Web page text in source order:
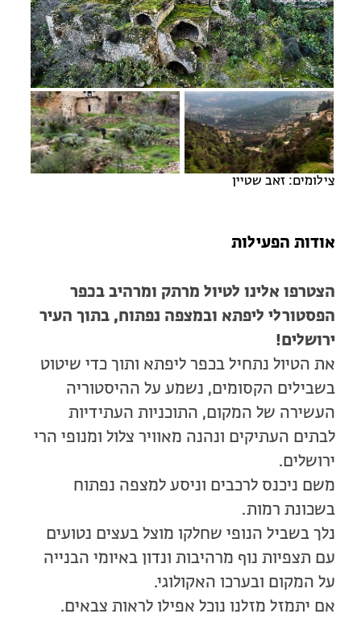
מחנות קיץ
מחנות קיץ
חופשות בבתי ספר שדה
ארץ אהבתי – קבוצות טיולים למבוגרים
צילומים: זאב שטיין
אודות הפעילות
הצטרפו אלינו לטיול מרתק ומרהיב בכפר
הפסטורלי ליפתא ובמצפה נפתוח, בתוך העיר
ירושלים!
את הטיול נתחיל בכפר ליפתא ותוך כדי שיטוט
בשבילים הקסומים, נשמע על ההיסטוריה
העשירה של המקום, התוכניות העתידיות
לבתים העתיקים ונהנה מאוויר צלול ומנופי הרי
ירושלים.
משם ניכנס לרכבים וניסע למצפה נפתוח
בשכונת רמות.
נלך בשביל הנופי שחלקו מוצל בעצים נטועים
עם תצפיות נוף מרהיבות ונדון באיומי הבנייה
על המקום ובערכו האקולוגי.
אם יתמזל מזלנו נוכל אפילו לראות צבאים.